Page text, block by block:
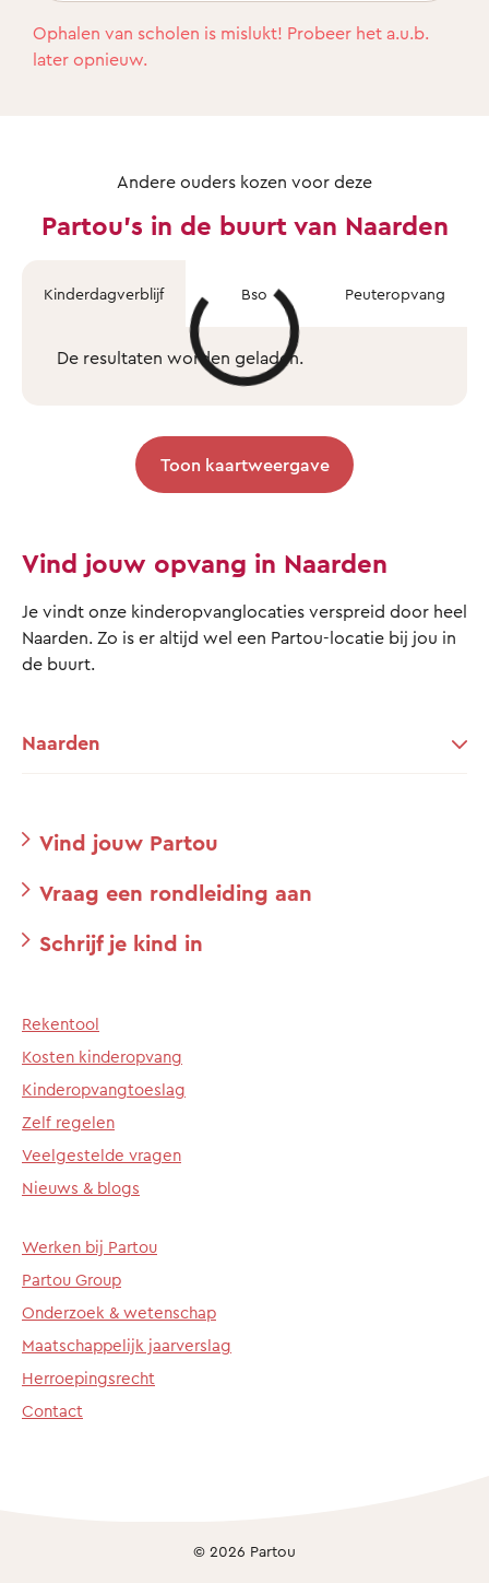
Ophalen van scholen is mislukt! Probeer het a.u.b.
later opnieuw.
Andere ouders kozen voor deze
Partou's in de buurt van Naarden
Kinderdagverblijf Bso Peuteropvang
De resultaten worden geladen.
Toon kaartweergave
Vind jouw opvang in Naarden
Je vindt onze kinderopvanglocaties verspreid door heel
Naarden. Zo is er altijd wel een Partou-locatie bij jou in
de buurt.
Naarden
Vind jouw Partou
Vraag een rondleiding aan
Schrijf je kind in
Rekentool
Kosten kinderopvang
Kinderopvangtoeslag
Zelf regelen
Veelgestelde vragen
Nieuws & blogs
Werken bij Partou
Partou Group
Onderzoek & wetenschap
Maatschappelijk jaarverslag
Herroepingsrecht
Contact
© 2026 Partou